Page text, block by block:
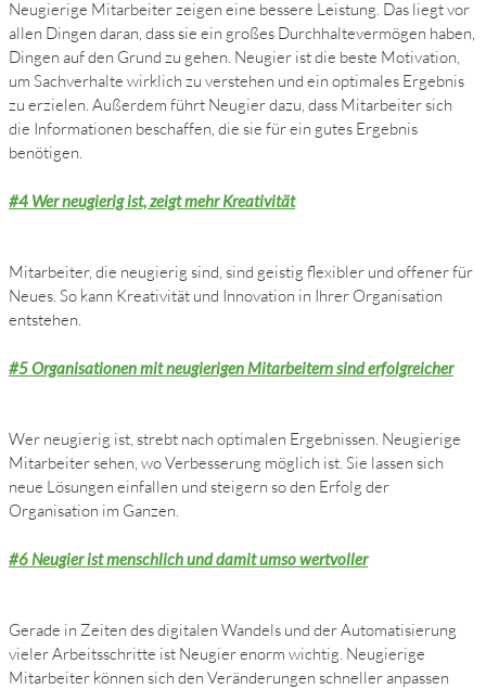
Neugierige Mitarbeiter zeigen eine bessere Leistung. Das liegt vor
allen Dingen daran, dass sie ein großes Durchhaltevermögen haben,
Dingen auf den Grund zu gehen. Neugier ist die beste Motivation,
um Sachverhalte wirklich zu verstehen und ein optimales Ergebnis
zu erzielen. Außerdem führt Neugier dazu, dass Mitarbeiter sich
die Informationen beschaffen, die sie für ein gutes Ergebnis
benötigen.
#4 Wer neugierig ist, zeigt mehr Kreativität
Mitarbeiter, die neugierig sind, sind geistig flexibler und offener für
Neues. So kann Kreativität und Innovation in Ihrer Organisation
entstehen.
#5 Organisationen mit neugierigen Mitarbeitern sind erfolgreicher
Wer neugierig ist, strebt nach optimalen Ergebnissen. Neugierige
Mitarbeiter sehen, wo Verbesserung möglich ist. Sie lassen sich
neue Lösungen einfallen und steigern so den Erfolg der
Organisation im Ganzen.
#6 Neugier ist menschlich und damit umso wertvoller
Gerade in Zeiten des digitalen Wandels und der Automatisierung
vieler Arbeitsschritte ist Neugier enorm wichtig. Neugierige
Mitarbeiter können sich den Veränderungen schneller anpassen